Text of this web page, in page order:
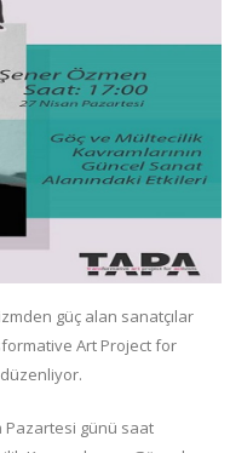
güç alan sanatçılar
Art Project for
düzenliyor.
Pazartesi günü saat